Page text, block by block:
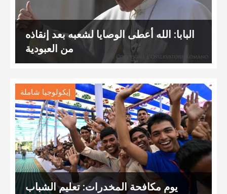
البابا: الله أعطى الوصايا لشعبه بعد إنقاذه
من العبودية
إيكولوجيا شاملة
يوم مكافحة المخدرات: تعليم الشباب